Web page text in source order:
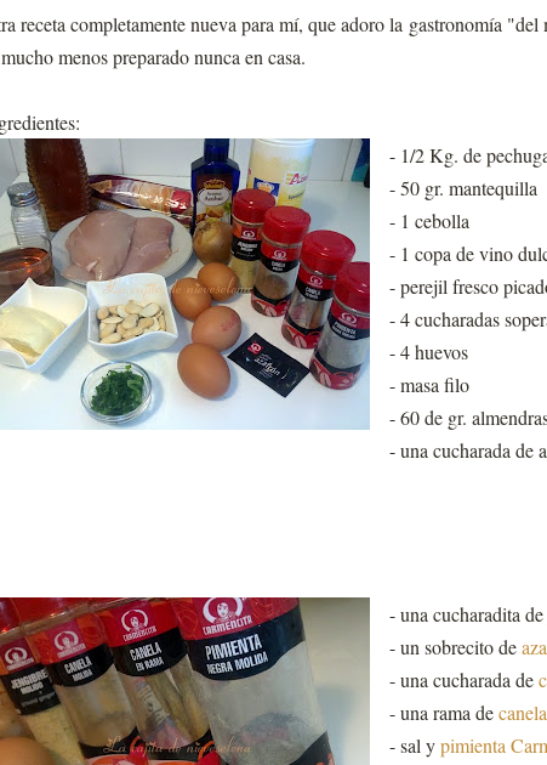
receta completamente nueva para mí, que adoro la gastronomía
menos preparado nunca en casa.
- 1/2 Kg. de
- 50 gr. mantequilla
- 1 cebolla
- 1 copa de vino
- perejil fresco
- 4 cucharadas
- 4 huevos
- masa filo
- 60 de gr.
- una cucharada de
- una cucharadita de
- un sobrecito de
- una cucharada de
- una rama de
- sal ypimienta